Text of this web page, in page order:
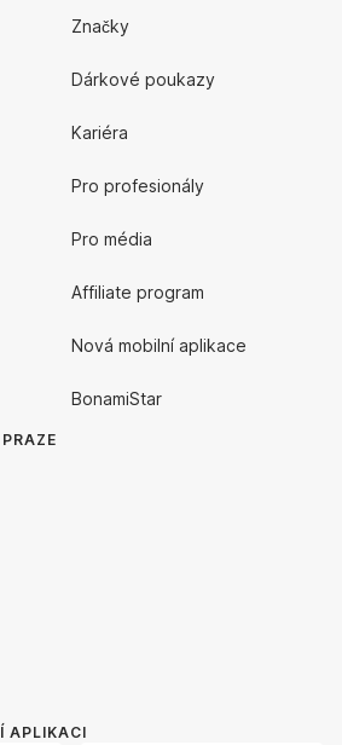
Značky
Dárkové poukazy
Kariéra
Pro profesionály
Pro média
Affiliate program
Nová mobilní aplikace
BonamiStar
APLIKACI